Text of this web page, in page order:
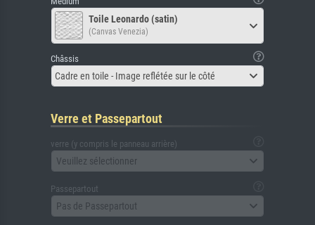
Toile Leonardo (satin)
(Canvas Venezia)
Châssis
Cadre en toile - Image reflétée sur le côté
Verre et Passepartout
verre (y compris le panneau arrière)
Veuillez sélectionner
Passepartout
Pas de Passepartout